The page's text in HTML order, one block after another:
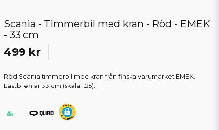
Scania - Timmerbil med kran - Röd - EMEK
- 33 cm
499 kr
Röd Scania timmerbil med kran från finska varumärket EMEK.
Lastbilen är 33 cm (skala 1:25).